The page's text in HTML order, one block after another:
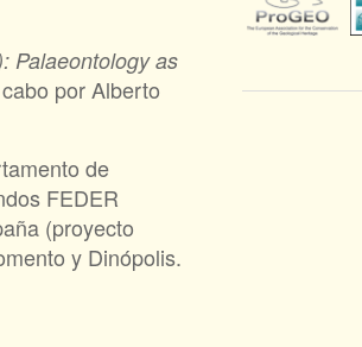
Palaeontology as
por Alberto
de
FEDER
(proyecto
y Dinópolis.